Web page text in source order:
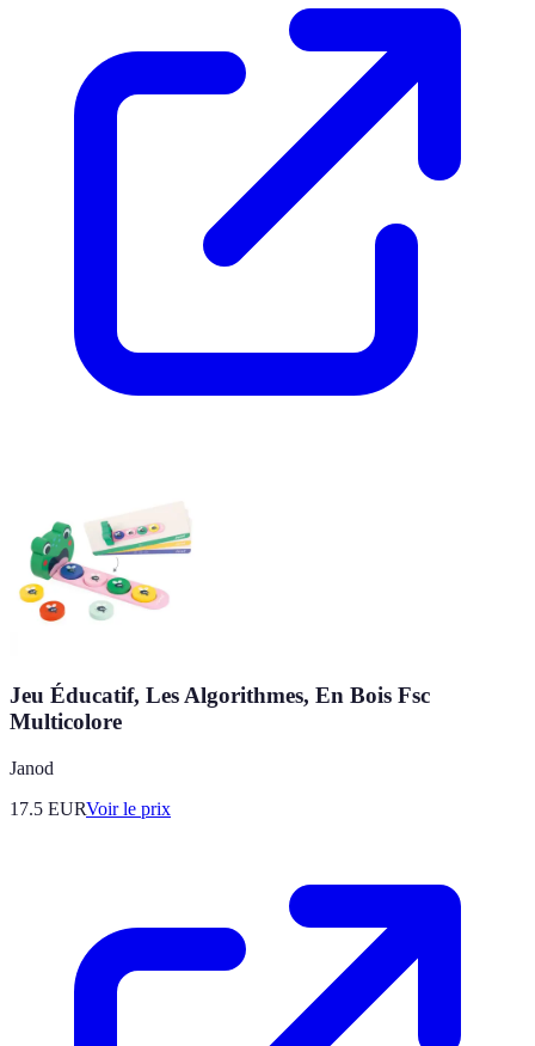
Jeu Éducatif, Les Algorithmes, En Bois Fsc
Multicolore
Janod
17.5 EURVoir le prix